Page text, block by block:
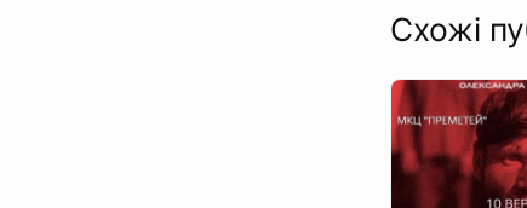
Схожі